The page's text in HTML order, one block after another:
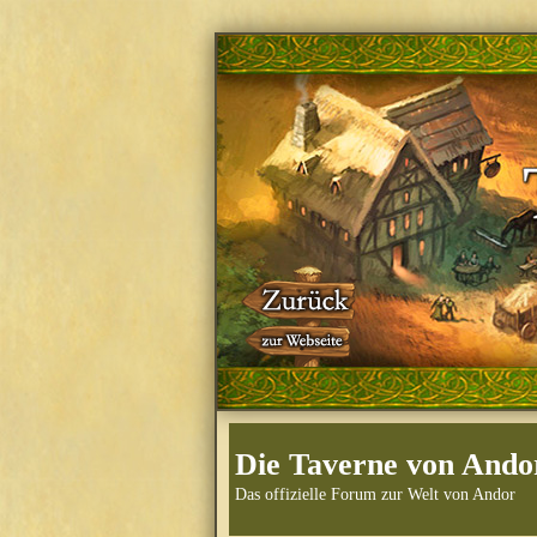
Die Taverne von
Das offizielle Forum zur Welt von Andor